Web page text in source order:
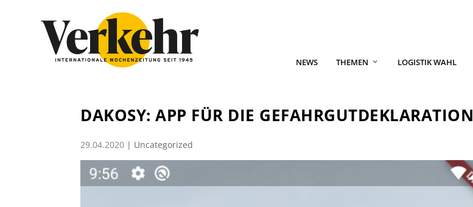
NEWS THEMEN LOGISTIK WAHL
DAKOSY: APP FÜR DIE GEFAHRGUTDEKLARATION
29.04.2020 | Uncategorized